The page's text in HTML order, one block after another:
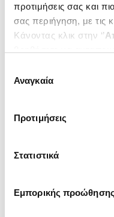
προτιμήσεις σας και
σας περιήγηση, με τις
Κάνοντας κλικ στην ‘’
ενδιαφέρουν και να
συγκατάθεσης
Αναγκαία
Προτιμήσεις
Στατιστικά
Εμπορικής προώθησης